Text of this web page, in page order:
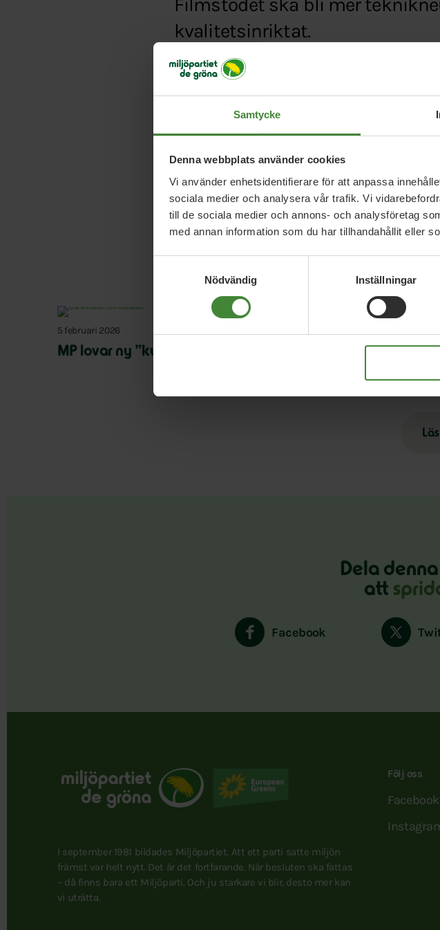
Samtycke
Denna webbplats använder cookies
Vi använder enhetsidentifierare för att anpassa
sociala medier och analysera vår trafik. Vi
till de sociala medier och annons- och analysföretag
med annan information som du har tillhandahållit eller
Nödvändig
Inställningar
kvalitetsinriktat.
Typ:Debattartikel
Länk:http://www.dn.se/debatt/
5 februari 2026
MP lovar ny ”kulturell allemansrätt”
Regeringen
kulturministern
Dela
att
Facebook
I september 1981 bildades Miljöpartiet. Att ett parti satte miljön
främst var helt nytt. Det är det fortfarande. När besluten ska fattas
– då finns bara ett Miljöparti. Och ju starkare vi blir, desto mer kan
vi uträtta.
Följ oss
Facebook